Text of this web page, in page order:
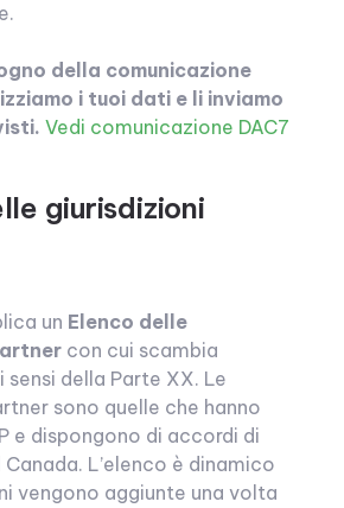
della comunicazione
i tuoi dati e li inviamo
Vedi comunicazione DAC7
giurisdizioni
un Elenco delle
con cui scambia
della Parte XX. Le
sono quelle che hanno
e dispongono di accordi di
L’elenco è dinamico
vengono aggiunte una volta